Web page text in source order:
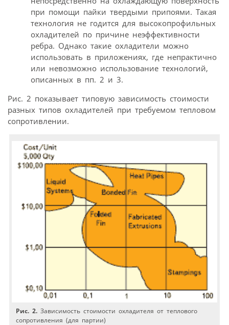
при помощи пайки твердыми припоями. Такая
технология не годится для высокопрофильных
охладителей по причине неэффективности
ребра. Однако такие охладители можно
использовать в приложениях, где непрактично
или невозможно использование технологий,
описанных в пп. 2 и 3.
Рис. 2 показывает типовую зависимость стоимости
разных типов охладителей при требуемом тепловом
сопротивлении.
Рис. 2. Зависимость стоимости охладителя от теплового
сопротивления (для партии)